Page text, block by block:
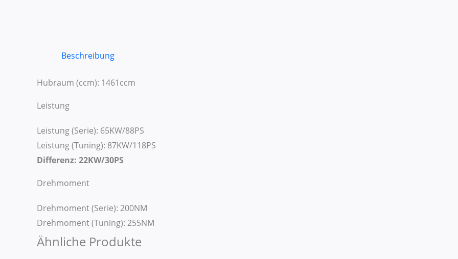
Beschreibung
Hubraum (ccm): 1461ccm
Leistung
Leistung (Serie): 65KW/88PS
Leistung (Tuning): 87KW/118PS
Differenz: 22KW/30PS
Drehmoment
Drehmoment (Serie): 200NM
Drehmoment (Tuning): 255NM
Ähnliche Produkte